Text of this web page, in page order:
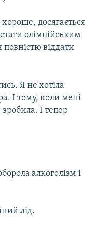
досягається
олімпійським
віддати
Я не хотіла
І тому, коли мені
І тепер
алкоголізм і
лід.